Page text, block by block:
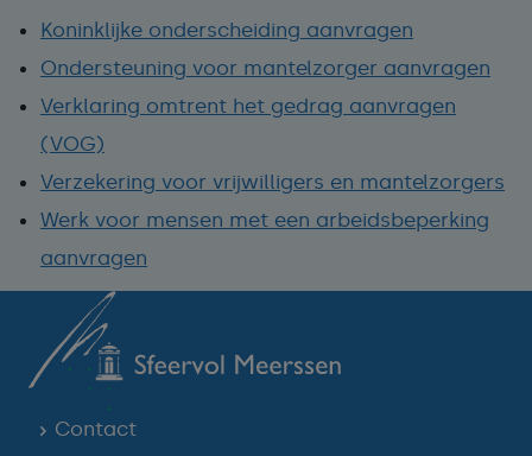
Koninklijke onderscheiding aanvragen
Ondersteuning voor mantelzorger aanvragen
Verklaring omtrent het gedrag aanvragen
(VOG)
Verzekering voor vrijwilligers en mantelzorgers
Werk voor mensen met een arbeidsbeperking
aanvragen
Contact